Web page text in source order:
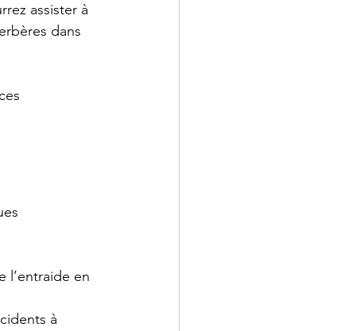
assister à
dans
l’entraide en
à